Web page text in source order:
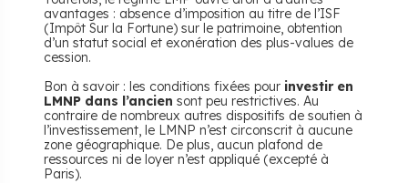
avantages : absence d’imposition au titre de l’ISF
(Impôt Sur la Fortune) sur le patrimoine, obtention
d’un statut social et exonération des plus-values de
cession.
Bon à savoir : les conditions fixées pour investir en
LMNP dans l’ancien sont peu restrictives. Au
contraire de nombreux autres dispositifs de soutien à
l’investissement, le LMNP n’est circonscrit à aucune
zone géographique. De plus, aucun plafond de
ressources ni de loyer n’est appliqué (excepté à
Paris).